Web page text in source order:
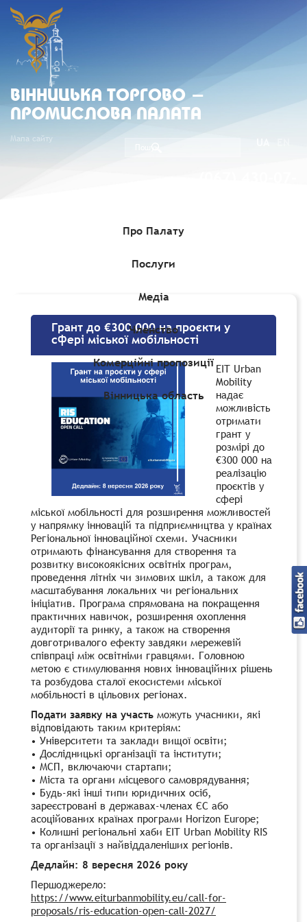
ВIННИЦЬКА ТОРГОВО -
ПРОМИСЛОВА ПАЛАТА
Мапа сайту
Про Палату
Послуги
Медіа
Членство
Комерційні пропозиції
Вінницька область
Гранти, Проєкти, Програми для бізнесу
Грант до €300 000 на проєкти у
сфері міської мобільності
EIT Urban
Mobility
надає
можливість
отримати
грант у
розмірі до
€300 000 на
реалізацію
проєктів у
сфері
міської мобільності для розширення можливостей
у напрямку інновацій та підприємництва у країнах
Регіональної інноваційної схеми. Учасники
отримають фінансування для створення та
розвитку високоякісних освітніх програм,
проведення літніх чи зимових шкіл, а також для
масштабування локальних чи регіональних
ініціатив. Програма спрямована на покращення
практичних навичок, розширення охоплення
аудиторії та ринку, а також на створення
довготривалого ефекту завдяки мережевій
співпраці між освітніми гравцями. Головною
метою є стимулювання нових інноваційних рішень
та розбудова сталої екосистеми міської
мобільності в цільових регіонах.
Подати заявку на участь можуть учасники, які
відповідають таким критеріям:
• Університети та заклади вищої освіти;
• Дослідницькі організації та інститути;
• МСП, включаючи стартапи;
• Міста та органи місцевого самоврядування;
• Будь-які інші типи юридичних осіб,
зареєстровані в державах-членах ЄС або
асоційованих країнах програми Horizon Europe;
• Колишні регіональні хаби EIT Urban Mobility RIS
та організації з найвіддаленіших регіонів.
Дедлайн: 8 вересня 2026 року
Першоджерело:
https://www.eiturbanmobility.eu/call-for-
proposals/ris-education-open-call-2027/